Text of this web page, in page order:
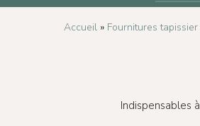
Accueil » Fournitures tapissier
Indispensables